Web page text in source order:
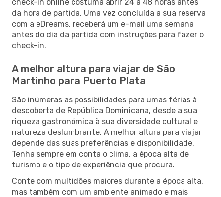
check-in online costuma abrir 24 a 48 horas antes
da hora de partida. Uma vez concluída a sua reserva
com a eDreams, receberá um e-mail uma semana
antes do dia da partida com instruções para fazer o
check-in.
A melhor altura para viajar de São
Martinho para Puerto Plata
São inúmeras as possibilidades para umas férias à
descoberta de República Dominicana, desde a sua
riqueza gastronómica à sua diversidade cultural e
natureza deslumbrante. A melhor altura para viajar
depende das suas preferências e disponibilidade.
Tenha sempre em conta o clima, a época alta de
turismo e o tipo de experiência que procura.
Conte com multidões maiores durante a época alta,
mas também com um ambiente animado e mais